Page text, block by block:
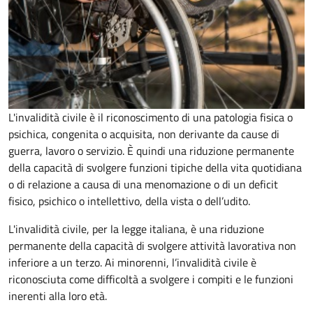
L'invalidità civile è il riconoscimento di una patologia fisica o
psichica, congenita o acquisita, non derivante da cause di
guerra, lavoro o servizio. È quindi una riduzione permanente
della capacità di svolgere funzioni tipiche della vita quotidiana
o di relazione a causa di una menomazione o di un deficit
fisico, psichico o intellettivo, della vista o dell’udito.
L'invalidità civile, per la legge italiana, è una riduzione
permanente della capacità di svolgere attività lavorativa non
inferiore a un terzo. Ai minorenni, l’invalidità civile è
riconosciuta come difficoltà a svolgere i compiti e le funzioni
inerenti alla loro età.